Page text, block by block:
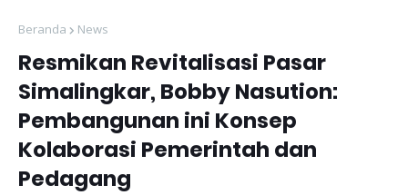
Beranda News
Resmikan Revitalisasi Pasar
Simalingkar, Bobby Nasution:
Pembangunan ini Konsep
Kolaborasi Pemerintah dan
Pedagang